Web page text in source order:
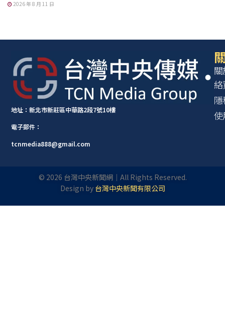
2026 年 8 月 11 日
地址：新北市新莊區中華路2段7號10樓
電子郵件：
tcnmedia888@gmail.com
© 2026 台灣中央新聞網｜All Rights Reserved.
Design by 台灣中央新聞有限公司